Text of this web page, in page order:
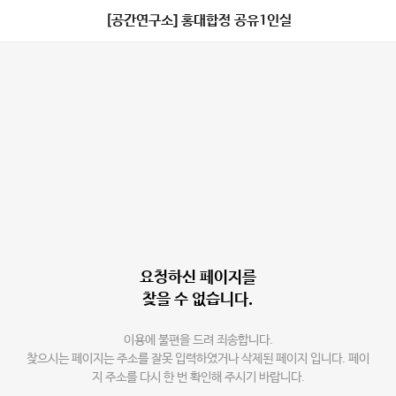
[공간연구소] 홍대합정 공유1인실
요청하신 페이지를
찾을 수 없습니다.
이용에 불편을 드려 죄송합니다.
찾으시는 페이지는 주소를 잘못 입력하였거나 삭제된 페이지 입니다. 페이
지 주소를 다시 한 번 확인해 주시기 바랍니다.